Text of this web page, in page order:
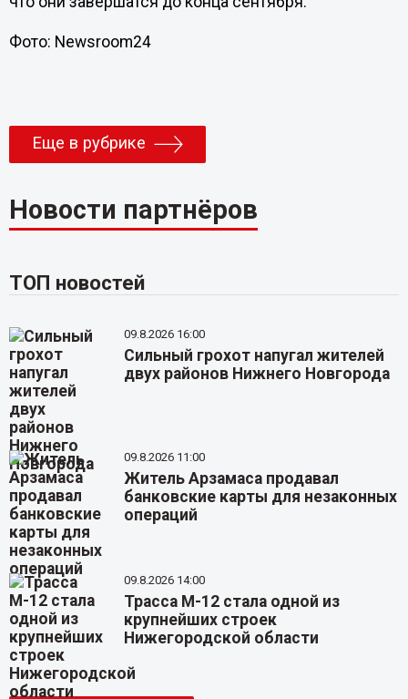
Фото: Newsroom24
Еще в рубрике
Новости партнёров
ТОП новостей
09.8.2026 16:00
Сильный грохот напугал жителей
двух районов Нижнего Новгорода
09.8.2026 11:00
Житель Арзамаса продавал
банковские карты для незаконных
операций
09.8.2026 14:00
Трасса М-12 стала одной из
крупнейших строек
Нижегородской области